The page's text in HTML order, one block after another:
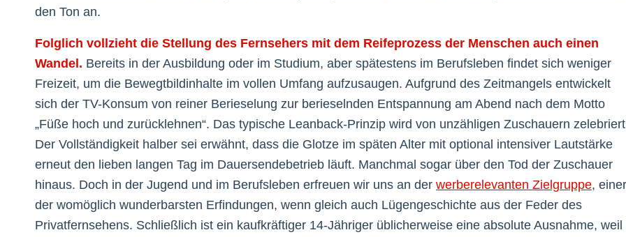
den Ton an.
Folglich vollzieht die Stellung des Fernsehers mit dem Reifeprozess der Menschen auch einen
Wandel. Bereits in der Ausbildung oder im Studium, aber spätestens im Berufsleben findet sich weniger
Freizeit, um die Bewegtbildinhalte im vollen Umfang aufzusaugen. Aufgrund des Zeitmangels entwickelt
sich der TV-Konsum von reiner Berieselung zur berieselnden Entspannung am Abend nach dem Motto
„Füße hoch und zurücklehnen“. Das typische Leanback-Prinzip wird von unzähligen Zuschauern
Der Vollständigkeit halber sei erwähnt, dass die Glotze im späten Alter mit optional intensiver Lautstärke
erneut den lieben langen Tag im Dauersendebetrieb läuft. Manchmal sogar über den Tod der Zuschauer
hinaus. Doch in der Jugend und im Berufsleben erfreuen wir uns an der werberelevanten Zielgruppe, einer
der womöglich wunderbarsten Erfindungen, wenn gleich auch Lügengeschichte aus der Feder des
Privatfernsehens. Schließlich ist ein kaufkräftiger 14-Jähriger üblicherweise eine absolute Ausnahme, weil